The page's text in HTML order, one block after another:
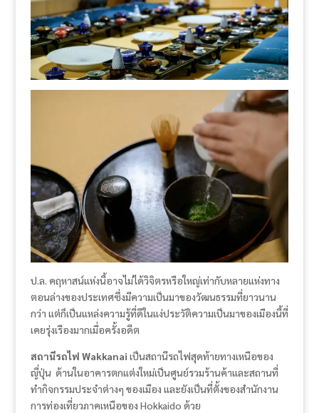
ป.ล. คฤหาสน์แห่งนี้อาจไม่ได้วิจิตรหรือใหญ่เท่ากับหลายแห่งทาง
ตอนล่างของประเทศซึ่งมีความเป็นมาของวัฒนธรรมที่ยาวนาน
กว่า แต่ก็เป็นแหล่งความรู้ที่ดีในแง่ประวัติความเป็นมาของเมืองนี้ที่
เคยรุ่งเรืองมากเมื่อครั้งอดีต
สถานีรถไฟ Wakkanai เป็นสถานีรถไฟสุดท้ายทางเหนือของ
ญี่ปุ่น ด้านในอาคารตกแต่งใหม่เป็นศูนย์รวมร้านค้าและสถานที่
ทำกิจกรรมประจำต่างๆ ของเมือง และยังเป็นที่ตั้งของสำนักงาน
การท่องเที่ยวภาคเหนือของ Hokkaido ด้วย